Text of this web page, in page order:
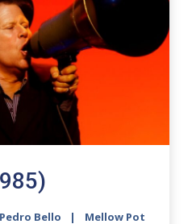
Pedro Bello Mellow Pot